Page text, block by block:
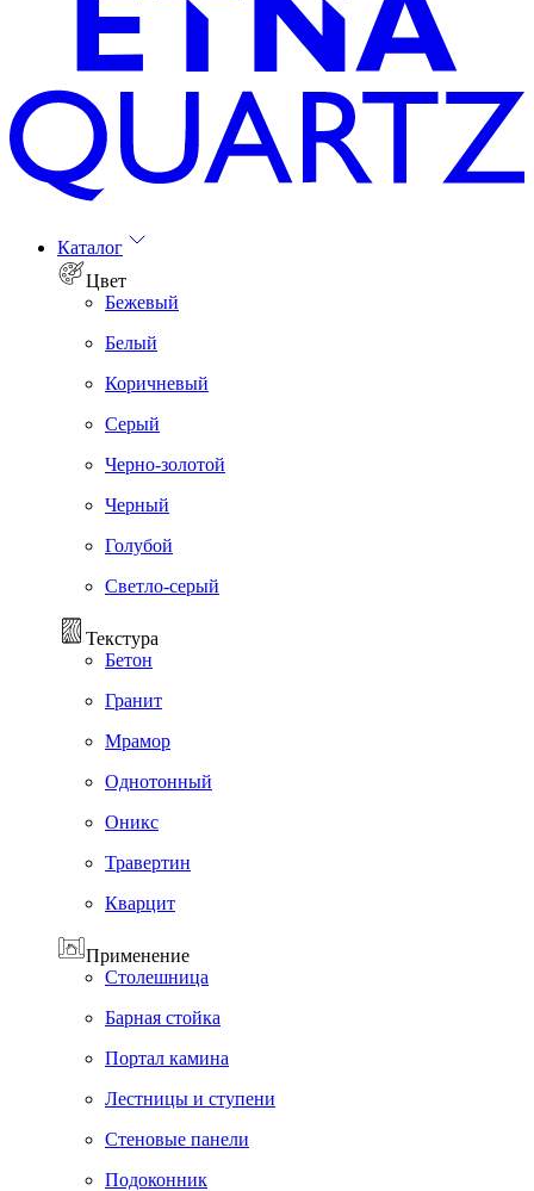
Каталог
Цвет
Бежевый
Белый
Коричневый
Серый
Черно-золотой
Черный
Голубой
Светло-серый
Текстура
Бетон
Гранит
Мрамор
Однотонный
Оникс
Травертин
Кварцит
Применение
Cтолешница
Барная стойка
Портал камина
Лестницы и ступени
Стеновые панели
Подоконник